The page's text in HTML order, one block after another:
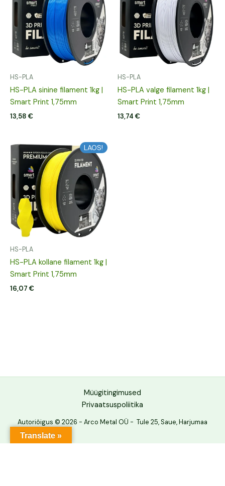
HS-PLA
HS-PLA sinine filament 1kg |
Smart Print 1,75mm
13,58 €
HS-PLA
HS-PLA valge filament 1kg |
Smart Print 1,75mm
13,74 €
LAOS!
HS-PLA
HS-PLA kollane filament 1kg |
Smart Print 1,75mm
16,07 €
Müügitingimused
Privaatsuspoliitika
Autoriõigus © 2026 - Arco Metal OÜ - Tule 25, Saue, Harjumaa
Translate »